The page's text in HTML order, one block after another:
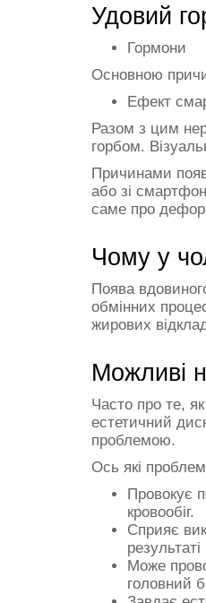
Удовий
Гормони
Основною
Ефект
Разом з цим
горбом.
Причинами
або зі
саме про
Чому у
Поява
обмінних
жирових
Можливі
Часто про те,
естетичний
проблемою.
Ось які
Провокує
кровообіг.
Сприяє
Може
головний